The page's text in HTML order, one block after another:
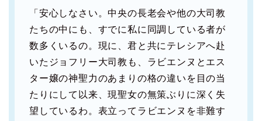
「安心しなさい。中央の長老会や他の大司教
たちの中にも、すでに私に同調している者が
数多くいるの。現に、君と共にテレシアへ赴
いたジョフリー大司教も、ラビエンヌとエス
ター嬢の神聖力のあまりの格の違いを目の当
たりにして以来、現聖女の無策ぶりに深く失
望しているわ。表立ってラビエンヌを非難す